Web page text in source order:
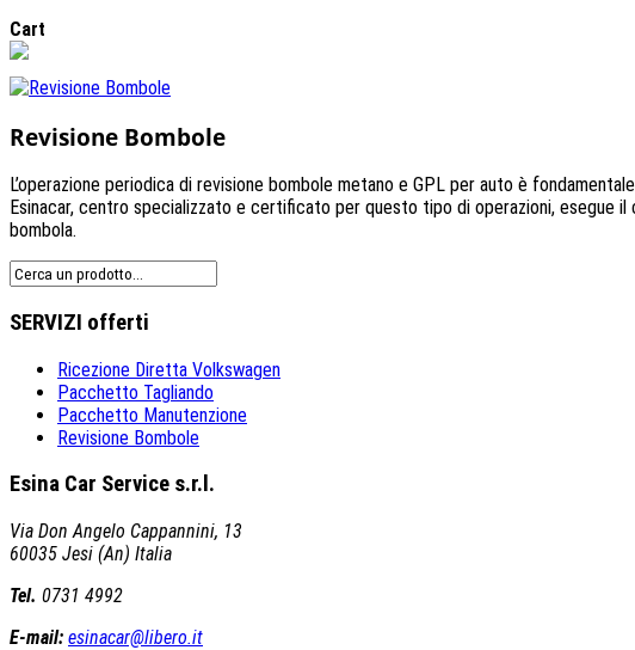
Cart
Revisione Bombole
L’operazione periodica di revisione bombole metano e GPL per auto è
Esinacar, centro specializzato e certificato per questo tipo di operazioni, esegue
bombola.
SERVIZI offerti
Ricezione Diretta Volkswagen
Pacchetto Tagliando
Pacchetto Manutenzione
Revisione Bombole
Esina Car Service s.r.l.
Via Don Angelo Cappannini, 13
60035 Jesi (An) Italia
Tel. 0731 4992
E-mail: esinacar@libero.it